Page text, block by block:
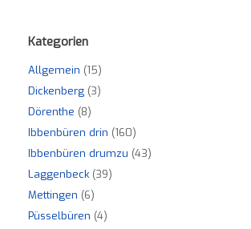
Kategorien
Allgemein (15)
Dickenberg (3)
Dörenthe (8)
Ibbenbüren drin (160)
Ibbenbüren drumzu (43)
Laggenbeck (39)
Mettingen (6)
Püsselbüren (4)